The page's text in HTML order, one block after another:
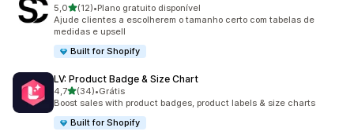
5,0de 5 estrelas
(12)
12 avaliações ao todo
•Plano gratuito disponível
Ajude clientes a escolherem o tamanho certo com tabelas de
medidas e upsell
Built for Shopify
LV: Product Badge & Size Chart
4,7de 5 estrelas
(34)
34 avaliações ao todo
•Grátis
Boost sales with product badges, product labels & size charts
Built for Shopify